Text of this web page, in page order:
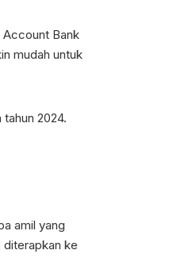
Account Bank
mudah untuk
2024.
amil yang
diterapkan ke